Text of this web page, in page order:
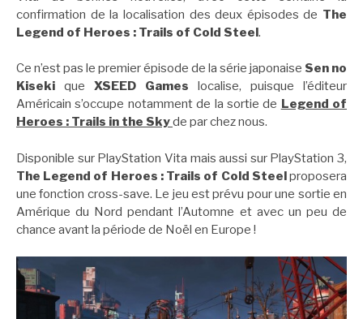
confirmation de la localisation des deux épisodes de The
Legend of Heroes : Trails of Cold Steel.
Ce n’est pas le premier épisode de la série japonaise Sen no
Kiseki que XSEED Games localise, puisque l’éditeur
Américain s’occupe notamment de la sortie de Legend of
Heroes : Trails in the Skyde par chez nous.
Disponible sur PlayStation Vita mais aussi sur PlayStation 3,
The Legend of Heroes : Trails of Cold Steelproposera
une fonction cross-save. Le jeu est prévu pour une sortie en
Amérique du Nord pendant l’Automne et avec un peu de
chance avant la période de Noël en Europe !